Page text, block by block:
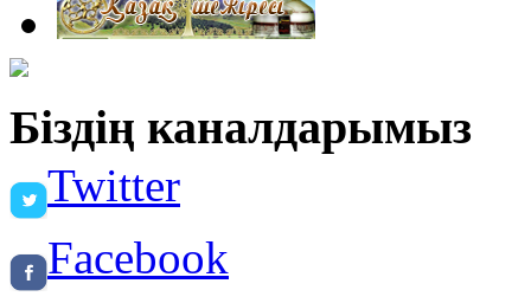
Біздің каналдарымыз
Twitter
Facebook